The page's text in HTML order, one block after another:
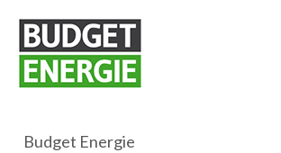
Budget Energie